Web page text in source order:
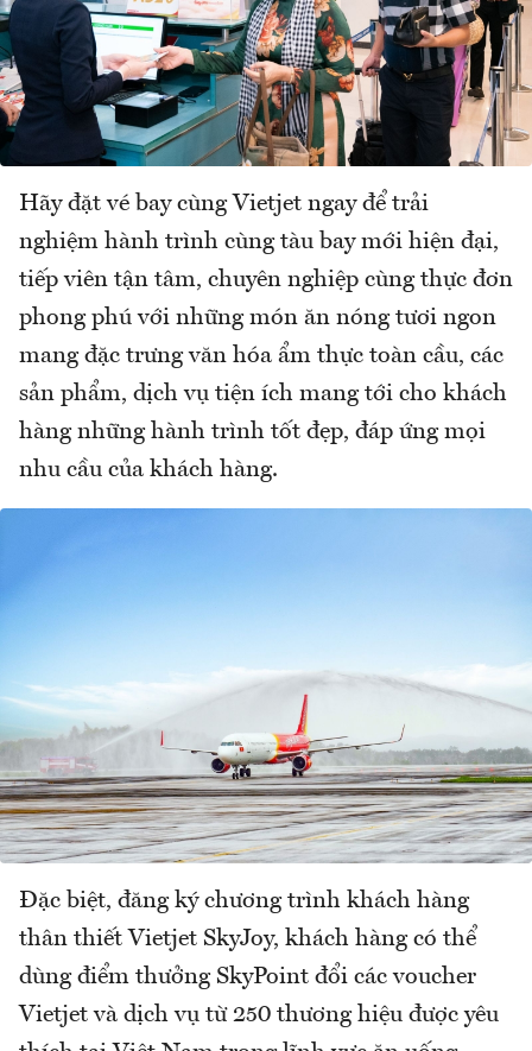
Hãy đặt vé bay cùng Vietjet ngay để trải
nghiệm hành trình cùng tàu bay mới hiện đại,
tiếp viên tận tâm, chuyên nghiệp cùng thực đơn
phong phú với những món ăn nóng tươi ngon
mang đặc trưng văn hóa ẩm thực toàn cầu, các
sản phẩm, dịch vụ tiện ích mang tới cho khách
hàng những hành trình tốt đẹp, đáp ứng mọi
nhu cầu của khách hàng.
Đặc biệt, đăng ký chương trình khách hàng
thân thiết Vietjet SkyJoy, khách hàng có thể
dùng điểm thưởng SkyPoint đổi các voucher
Vietjet và dịch vụ từ 250 thương hiệu được yêu